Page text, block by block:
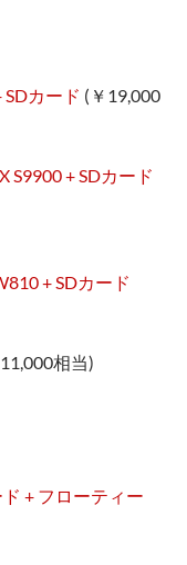
SDカード (￥19,000
S9900 + SDカード
+ SDカード
相当)
+ フローティー